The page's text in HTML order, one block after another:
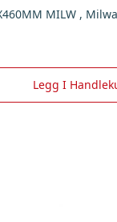
MILW ,
Legg I